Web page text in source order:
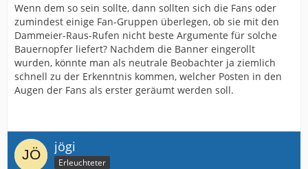
Wenn dem so sein sollte, dann sollten sich die Fans oder
zumindest einige Fan-Gruppen überlegen, ob sie mit den
Dammeier-Raus-Rufen nicht beste Argumente für solche
Bauernopfer liefert? Nachdem die Banner eingerollt
wurden, könnte man als neutrale Beobachter ja ziemlich
schnell zu der Erkenntnis kommen, welcher Posten in den
Augen der Fans als erster geräumt werden soll.
jögi
Erleuchteter